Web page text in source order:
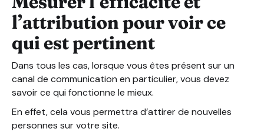
l’attribution pour voir ce
qui est pertinent
Dans tous les cas, lorsque vous êtes présent sur un
canal de communication en particulier, vous devez
savoir ce qui fonctionne le mieux.
En effet, cela vous permettra d’attirer de nouvelles
personnes sur votre site.